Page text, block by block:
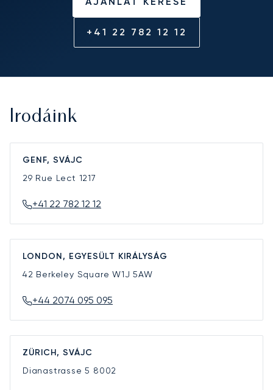
+41 22 782 12 12
Irodáink
GENF, SVÁJC
29 Rue Lect 1217
+41 22 782 12 12
LONDON, EGYESÜLT KIRÁLYSÁG
42 Berkeley SquareW1J 5AW
+44 2074 095 095
ZÜRICH, SVÁJC
Dianastrasse 5 8002